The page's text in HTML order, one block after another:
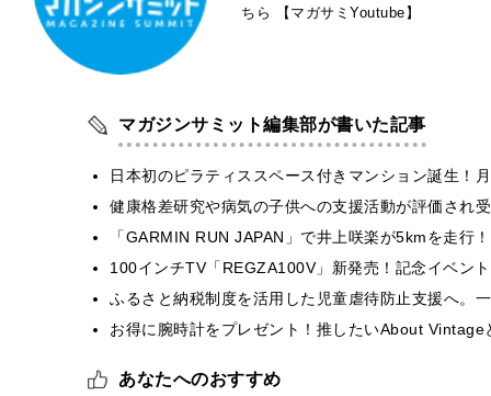
ちら
【マガサミYoutube】
マガジンサミット編集部が書いた記事
日本初のピラティススペース付きマンション誕生！
健康格差研究や病気の子供への支援活動が評価され
「GARMIN RUN JAPAN」で井上咲楽が5kmを走行
100インチTV「REGZA100V」新発売！記念イベン
ふるさと納税制度を活用した児童虐待防止支援へ。
お得に腕時計をプレゼント！推したいAbout Vintage
あなたへのおすすめ